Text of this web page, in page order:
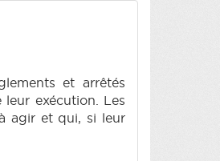
et arrêtés
exécution. Les
agir et qui, si leur